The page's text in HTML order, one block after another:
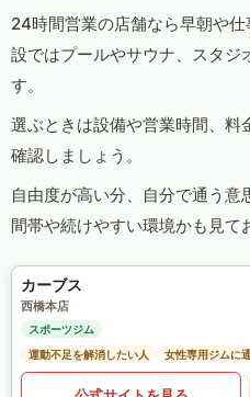
24時間営業の店舗なら早朝や
設ではプールやサウナ、スタジ
す。
選ぶときは設備や営業時間、料
確認しましょう。
自由度が高い分、自分で通う
間帯や続けやすい環境かも見て
カーブス
西橋本店
スポーツジム
運動不足を解消したい人
女性専用ジムに